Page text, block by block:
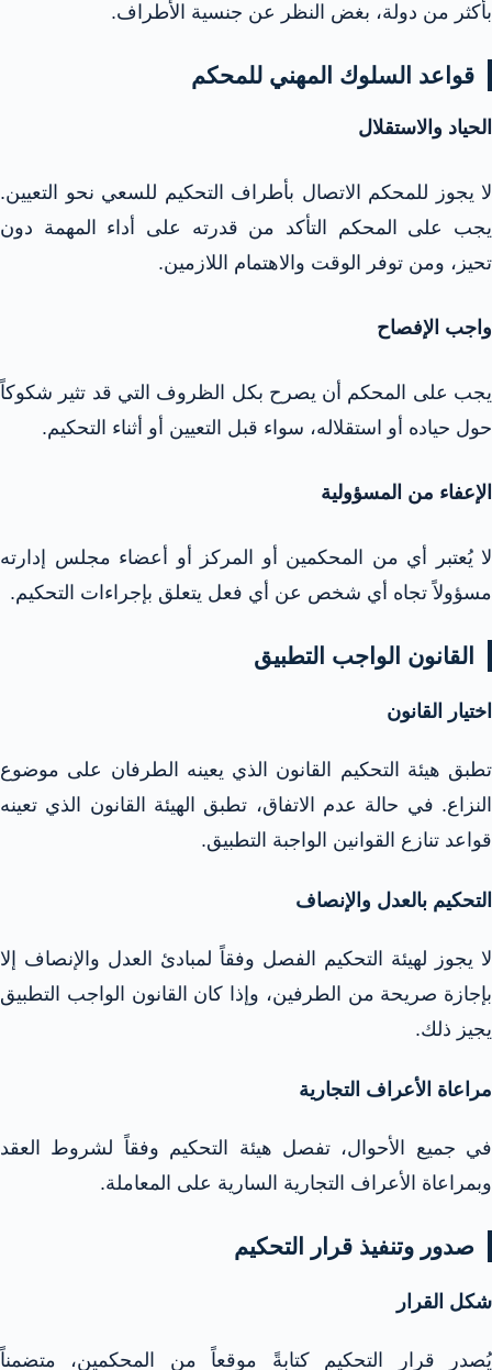
بأكثر من دولة، بغض النظر عن جنسية الأطراف.​
قواعد السلوك المهني للمحكم
الحياد والاستقلال
لا يجوز للمحكم الاتصال بأطراف التحكيم للسعي نحو التعيين.
يجب على المحكم التأكد من قدرته على أداء المهمة دون
تحيز، ومن توفر الوقت والاهتمام اللازمين.​
واجب الإفصاح
يجب على المحكم أن يصرح بكل الظروف التي قد تثير شكوكاً
حول حياده أو استقلاله، سواء قبل التعيين أو أثناء التحكيم.​
الإعفاء من المسؤولية
لا يُعتبر أي من المحكمين أو المركز أو أعضاء مجلس إدارته
مسؤولاً تجاه أي شخص عن أي فعل يتعلق بإجراءات التحكيم.​
القانون الواجب التطبيق
اختيار القانون
تطبق هيئة التحكيم القانون الذي يعينه الطرفان على موضوع
النزاع. في حالة عدم الاتفاق، تطبق الهيئة القانون الذي تعينه
قواعد تنازع القوانين الواجبة التطبيق.​
التحكيم بالعدل والإنصاف
لا يجوز لهيئة التحكيم الفصل وفقاً لمبادئ العدل والإنصاف إلا
بإجازة صريحة من الطرفين، وإذا كان القانون الواجب التطبيق
يجيز ذلك.​
مراعاة الأعراف التجارية
في جميع الأحوال، تفصل هيئة التحكيم وفقاً لشروط العقد
وبمراعاة الأعراف التجارية السارية على المعاملة.​
صدور وتنفيذ قرار التحكيم
شكل القرار
يُصدر قرار التحكيم كتابةً موقعاً من المحكمين، متضمناً